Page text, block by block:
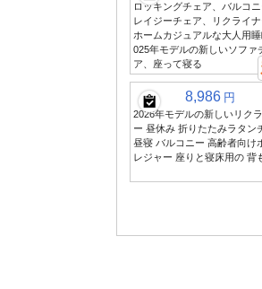
ロッキングチェア、バルコニ
レイジーチェア、リクライナ
ホームカジュアルな大人用
025年モデルの新しいソファ
ア、座って寝る
8,986 円
2026年モデルの新しいリク
ー 昼休み 折りたたみラタン
昼寝 バルコニー 高齢者向け
レジャー 座りと寝床用の 背